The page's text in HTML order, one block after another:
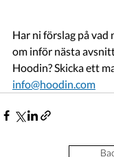
Har ni förslag på vad
om inför nästa
Hoodin? Skicka ett
info@hoodin.com